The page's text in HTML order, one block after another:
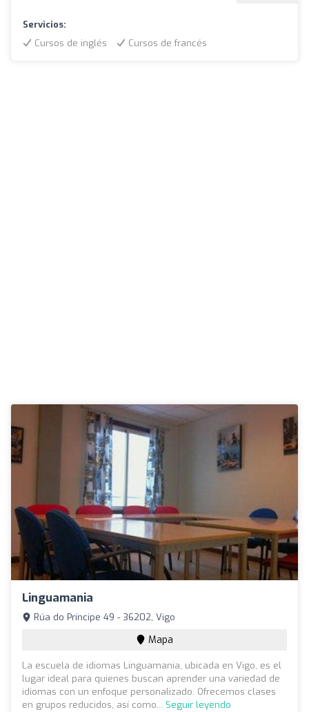
Servicios:
Cursos de inglés
Cursos de francés
Linguamania
Rúa do Príncipe 49 - 36202, Vigo
Mapa
La escuela de idiomas Linguamania, ubicada en Vigo, es el
lugar ideal para quienes buscan aprender una variedad de
idiomas con un enfoque personalizado. Ofrecemos clases
en grupos reducidos, así como... Seguir leyendo